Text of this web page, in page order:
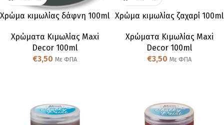
Χρώμα κιμωλίας δάφνη 100ml
Χρώματα Κιμωλίας Maxi
Decor 100ml
€3,50 Με ΦΠΑ
Χρώμα κιμωλίας ζαχαρί 100ml
Χρώματα Κιμωλίας Maxi
Decor 100ml
€3,50 Με ΦΠΑ